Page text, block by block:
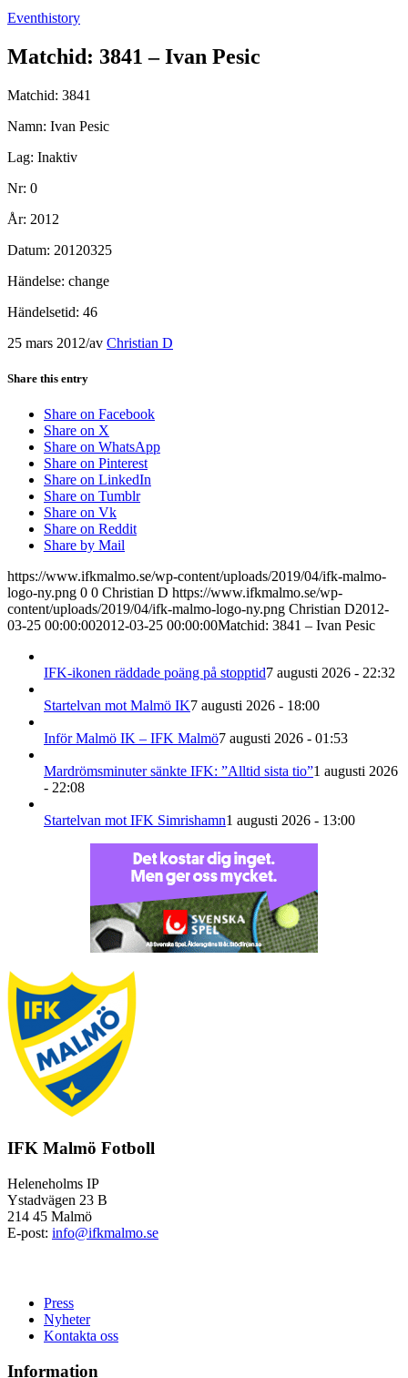
Eventhistory
Matchid: 3841 – Ivan Pesic
Matchid: 3841
Namn: Ivan Pesic
Lag: Inaktiv
Nr: 0
År: 2012
Datum: 20120325
Händelse: change
Händelsetid: 46
25 mars 2012/av Christian D
Share this entry
Share on Facebook
Share on X
Share on WhatsApp
Share on Pinterest
Share on LinkedIn
Share on Tumblr
Share on Vk
Share on Reddit
Share by Mail
https://www.ifkmalmo.se/wp-content/uploads/2019/04/ifk-malmo-
logo-ny.png 0 0 Christian D https://www.ifkmalmo.se/wp-
content/uploads/2019/04/ifk-malmo-logo-ny.png Christian D2012-
03-25 00:00:002012-03-25 00:00:00Matchid: 3841 – Ivan Pesic
IFK-ikonen räddade poäng på stopptid7 augusti 2026 - 22:32
Startelvan mot Malmö IK7 augusti 2026 - 18:00
Inför Malmö IK – IFK Malmö7 augusti 2026 - 01:53
Mardrömsminuter sänkte IFK: ”Alltid sista tio”1 augusti 2026
- 22:08
Startelvan mot IFK Simrishamn1 augusti 2026 - 13:00
IFK Malmö Fotboll
Heleneholms IP
Ystadvägen 23 B
214 45 Malmö
E-post: info@ifkmalmo.se
Press
Nyheter
Kontakta oss
Information